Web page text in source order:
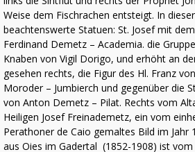
Weise dem Fischrachen entsteigt. In
beachtenswerte Statuen: St. Josef mit
Ferdinand Demetz – Academia. die
Knaben von Vigil Dorigo, und erhöht an
gesehen rechts, die Figur des Hl. Franz
Moroder – Jumbierch und gegenüber die
von Anton Demetz – Pilat. Rechts vom
Heiligen Josef Freinademetz, ein vom
Perathoner de Caio gemaltes Bild im Jahr
aus Oies im Gadertal (1852-1908) ist vom